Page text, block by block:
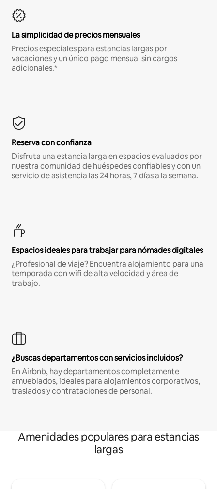
La simplicidad de precios mensuales
Precios especiales para estancias largas por
vacaciones y un único pago mensual sin cargos
adicionales.*
Reserva con confianza
Disfruta una estancia larga en espacios evaluados por
nuestra comunidad de huéspedes confiables y con un
servicio de asistencia las 24 horas, 7 días a la semana.
Espacios ideales para trabajar para nómades digitales
¿Profesional de viaje? Encuentra alojamiento para una
temporada con wifi de alta velocidad y área de
trabajo.
¿Buscas departamentos con servicios incluidos?
En Airbnb, hay departamentos completamente
amueblados, ideales para alojamientos corporativos,
traslados y contrataciones de personal.
Amenidades populares para estancias
largas